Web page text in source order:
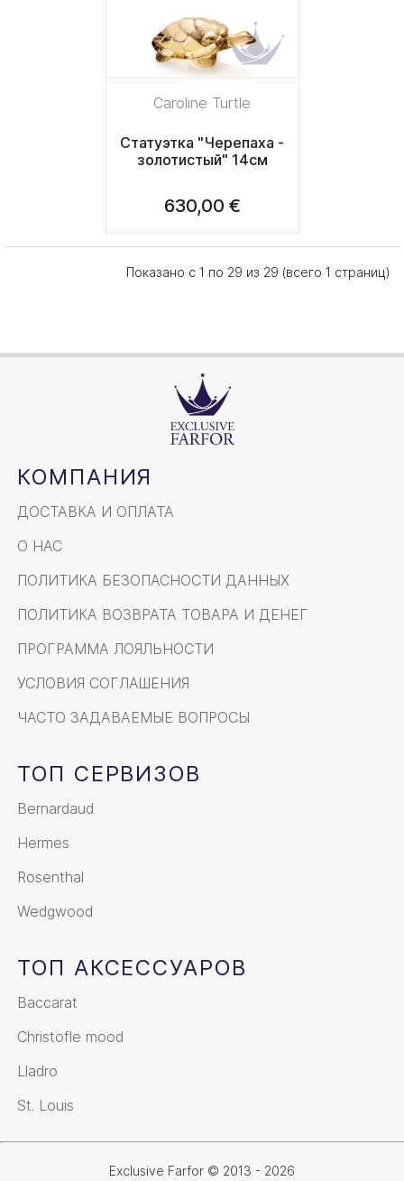
Caroline Turtle
Статуэтка "Черепаха -
золотистый" 14см
630,00 €
Показано с 1 по 29 из 29 (всего 1 страниц)
КОМПАНИЯ
ДОСТАВКА И ОПЛАТА
О НАС
ПОЛИТИКА БЕЗОПАСНОСТИ ДАННЫХ
ПОЛИТИКА ВОЗВРАТА ТОВАРА И ДЕНЕГ
ПРОГРАММА ЛОЯЛЬНОСТИ
УСЛОВИЯ СОГЛАШЕНИЯ
ЧАСТО ЗАДАВАЕМЫЕ ВОПРОСЫ
ТОП СЕРВИЗОВ
Bernardaud
Hermes
Rosenthal
Wedgwood
ТОП АКСЕССУАРОВ
Baccarat
Christofle mood
Lladro
St. Louis
Exclusive Farfor © 2013 - 2026